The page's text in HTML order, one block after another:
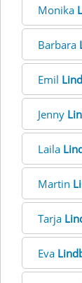
Monika
Barbara
Emil
Jenny
Laila
Martin
Tarja
Eva